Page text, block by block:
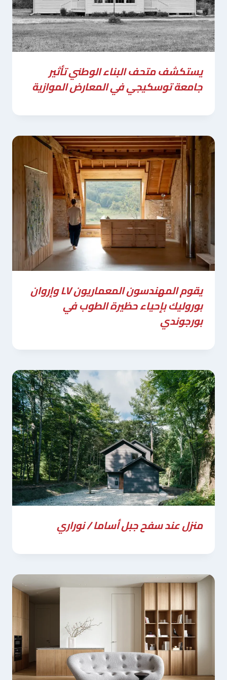
يستكشف متحف البناء الوطني تأثير
جامعة توسكيجي في المعارض الموازية
يقوم المهندسون المعماريون LV وإروان
بوروليك بإحياء حظيرة الطوب في
بورجوندي
منزل عند سفح جبل أساما / نوراري